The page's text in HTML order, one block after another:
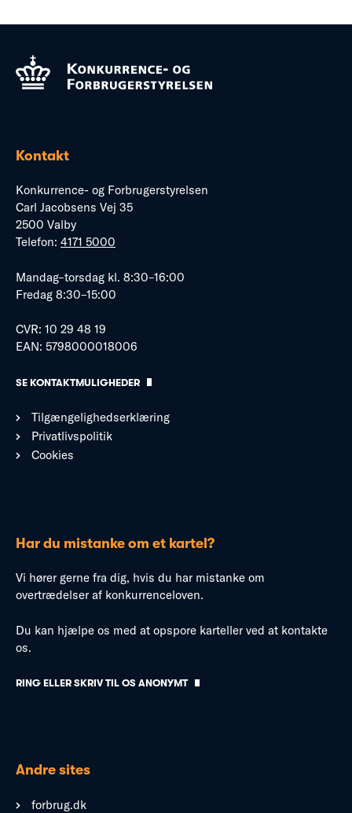
Kontakt
Konkurrence- og Forbrugerstyrelsen
Carl Jacobsens Vej 35
2500 Valby
Telefon: 4171 5000
Mandag–torsdag kl. 8:30–16:00
Fredag 8:30–15:00
CVR: 10 29 48 19
EAN: 5798000018006
SE KONTAKTMULIGHEDER
Tilgængelighedserklæring
Privatlivspolitik
Cookies
Har du mistanke om et kartel?
Vi hører gerne fra dig, hvis du har mistanke om
overtrædelser af konkurrenceloven.
Du kan hjælpe os med at opspore karteller ved at kontakte
os.
RING ELLER SKRIV TIL OS ANONYMT
Andre sites
forbrug.dk